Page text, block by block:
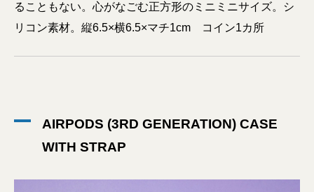
ることもない。心がなごむ正方形のミニミニサイズ。シ
リコン素材。縦6.5×横6.5×マチ1cm コイン1カ所
AIRPODS (3RD GENERATION) CASE
WITH STRAP